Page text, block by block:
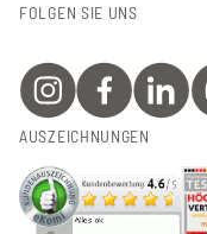
FOLGEN SIE UNS
AUSZEICHNUNGEN